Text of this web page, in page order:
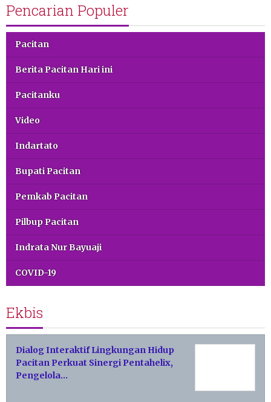
Pencarian Populer
Pacitan
Berita Pacitan Hari ini
Pacitanku
Video
Indartato
Bupati Pacitan
Pemkab Pacitan
Pilbup Pacitan
Indrata Nur Bayuaji
COVID-19
Ekbis
Dialog Interaktif Lingkungan Hidup
Pacitan Perkuat Sinergi Pentahelix,
Pengelola…